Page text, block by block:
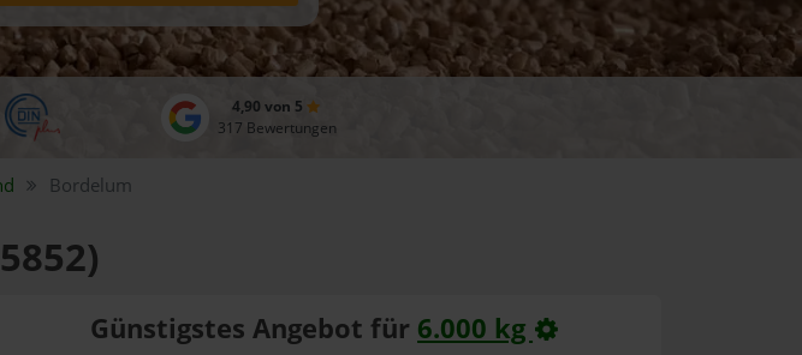
4,90 von 5
317 Bewertungen
Bordelum
Günstigstes Angebot für 6.000 kg